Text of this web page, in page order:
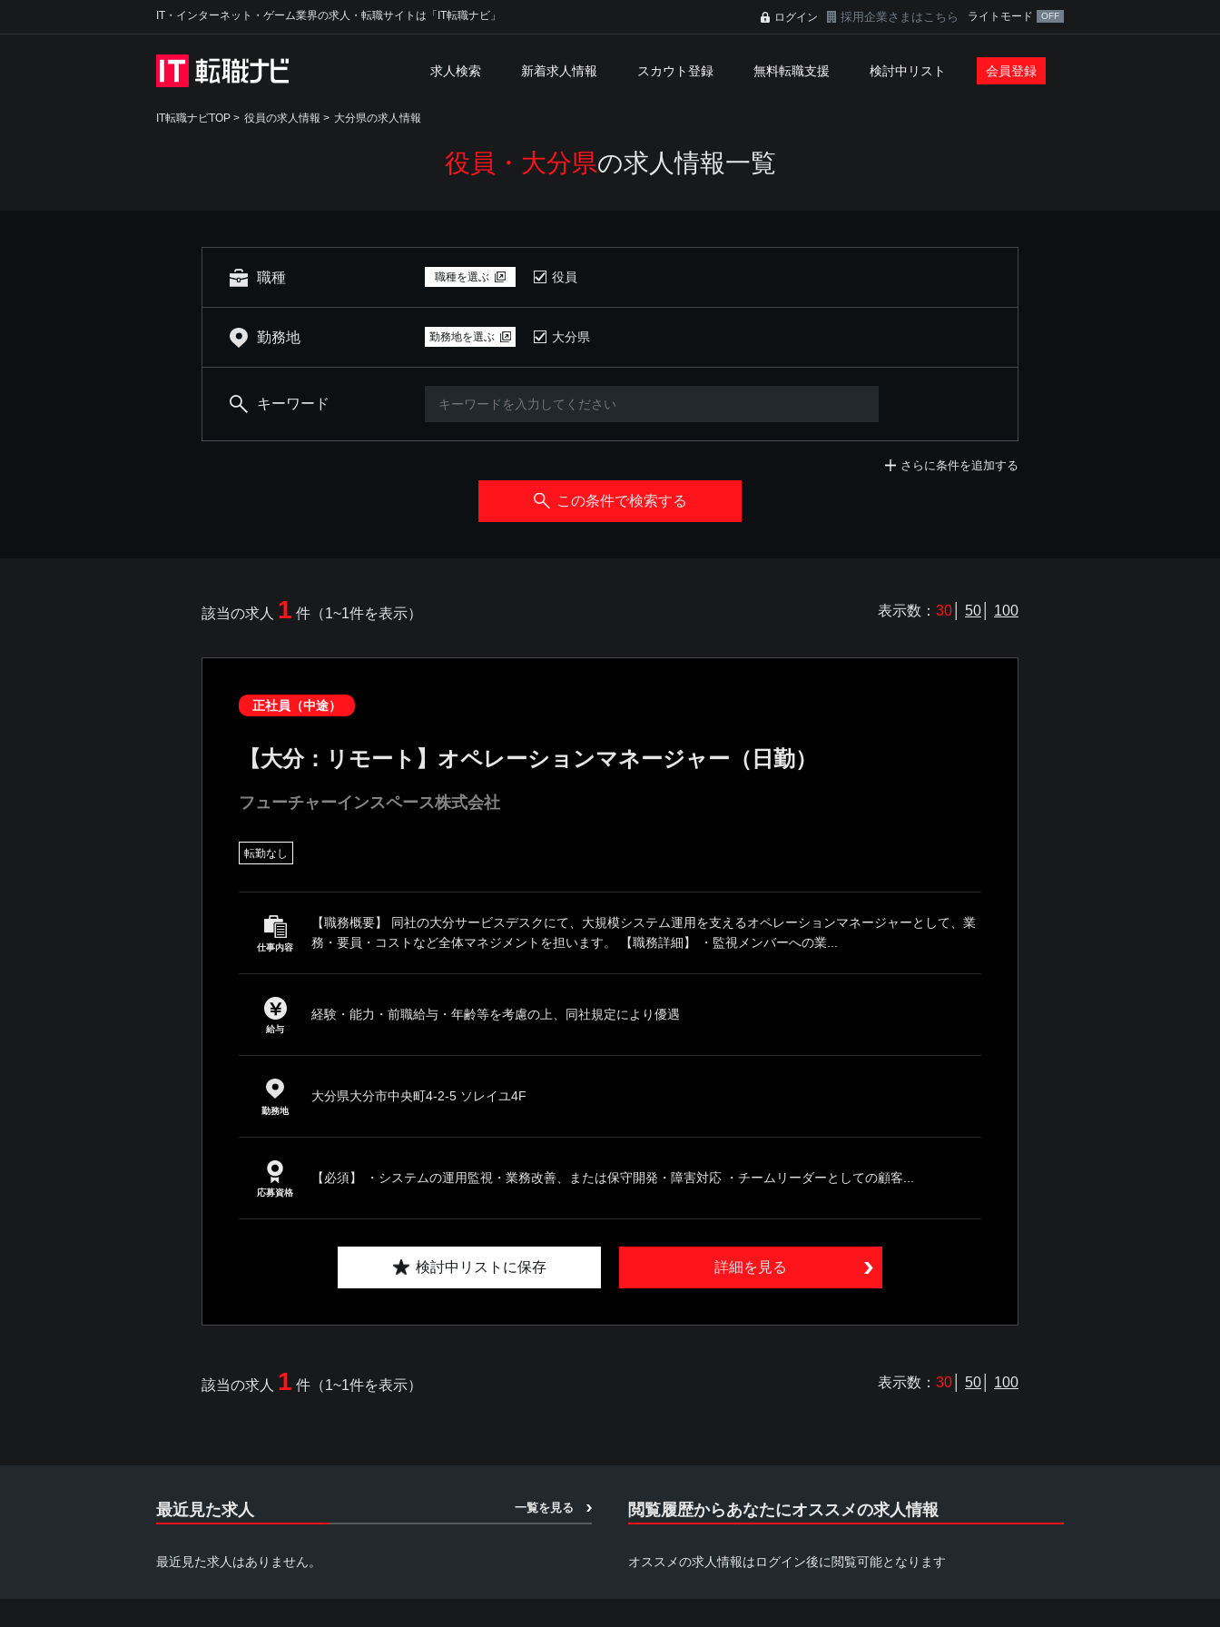
IT・インターネット・ゲーム業界の求人・転職サイトは「IT転職ナビ」 ログイン 採用企業さまはこちら ライトモード
求人検索 新着求人情報 スカウト登録 無料転職支援 検討中リスト 会員登録
IT転職ナビTOP > 役員の求人情報 > 大分県の求人情報
役員・大分県の求人情報一覧
職種 職種を選ぶ 役員
勤務地 勤務地を選ぶ 大分県
キーワード
さらに条件を追加する
この条件で検索する
該当の求人 1 件（1~1件を表示） 表示数： 30 50 100
正社員（中途）
【大分：リモート】オペレーションマネージャー（日勤）
フューチャーインスペース株式会社
転勤なし
仕事内容
【職務概要】 同社の大分サービスデスクにて、大規模システム運用を支えるオペレーションマネージャーとして、業
務・要員・コストなど全体マネジメントを担います。 【職務詳細】 ・監視メンバーへの業...
給与
経験・能力・前職給与・年齢等を考慮の上、同社規定により優遇
勤務地
大分県大分市中央町4-2-5 ソレイユ4F
応募資格
【必須】 ・システムの運用監視・業務改善、または保守開発・障害対応 ・チームリーダーとしての顧客...
詳細を見る
検討中リストに保存
該当の求人 1 件（1~1件を表示） 表示数： 30 50 100
最近見た求人 一覧を見る
最近見た求人はありません。
閲覧履歴からあなたにオススメの求人情報
オススメの求人情報はログイン後に閲覧可能となります